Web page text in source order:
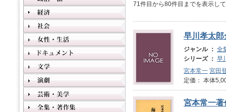
71件目から80件目までを表示し
早川孝太
ジャンル ： 全
シリーズ ： 早
宮本常一 宮田
定価： 本体
宮本常一